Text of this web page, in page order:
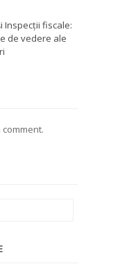
Inspecții fiscale:
de vedere ale